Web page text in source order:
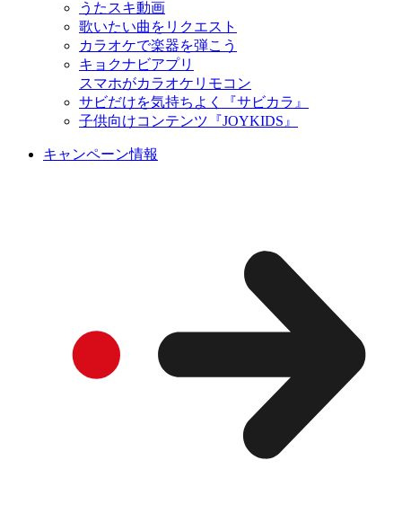
うたスキ動画
歌いたい曲をリクエスト
カラオケで楽器を弾こう
キョクナビアプリ
スマホがカラオケリモコン
サビだけを気持ちよく『サビカラ』
子供向けコンテンツ『JOYKIDS』
キャンペーン情報